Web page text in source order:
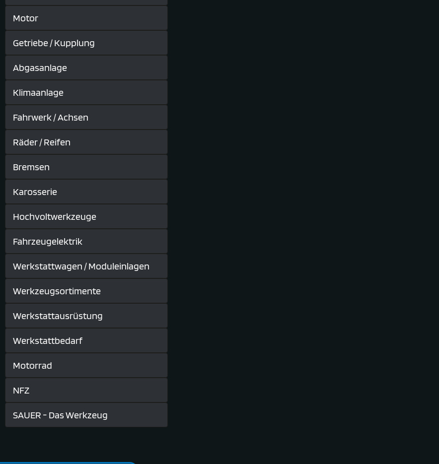
Motor
Getriebe / Kupplung
Abgasanlage
Klimaanlage
Fahrwerk / Achsen
Räder / Reifen
Bremsen
Karosserie
Hochvoltwerkzeuge
Fahrzeugelektrik
Werkstattwagen / Moduleinlagen
Werkzeugsortimente
Werkstattausrüstung
Werkstattbedarf
Motorrad
NFZ
SAUER - Das Werkzeug